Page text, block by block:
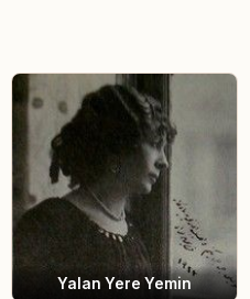
Yalan Yere Yemin